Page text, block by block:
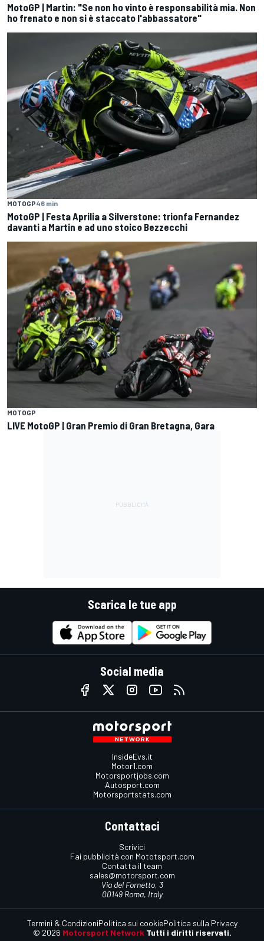
MotoGP | Martin: "Se non ho vinto è responsabilità mia. Non
ho frenato e non si è staccato l'abbassatore"
MOTOGP46 min
MotoGP | Festa Aprilia a Silverstone: trionfa Fernandez
davanti a Martin e ad uno stoico Bezzecchi
MOTOGP
LIVE MotoGP | Gran Premio di Gran Bretagna, Gara
Scarica le tue app
Social media
InsideEvs.it
Motor1.com
Motorsportjobs.com
Autosport.com
Motorsportstats.com
Contattaci
Scrivici
Fai pubblicità con Mototsport.com
Contatta il team
sales@motorsport.com
Via del Fornetto, 3
00149 Roma, Italy
© 2026 Motorsport Network Tutti i diritti riservati.
Termini & CondizioniPolitica sui cookiePolitica sulla Privacy